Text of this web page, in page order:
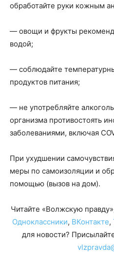
обработайте руки кожным
— овощи и фрукты
водой;
— соблюдайте
продуктов питания;
— не употребляйте
организма противостоять
заболеваниями, включая
При ухудшении
меры по самоизоляции и
помощью (вызов на дом).
Читайте «Волжскую
Одноклассники, ВКонтакте,
для новости?